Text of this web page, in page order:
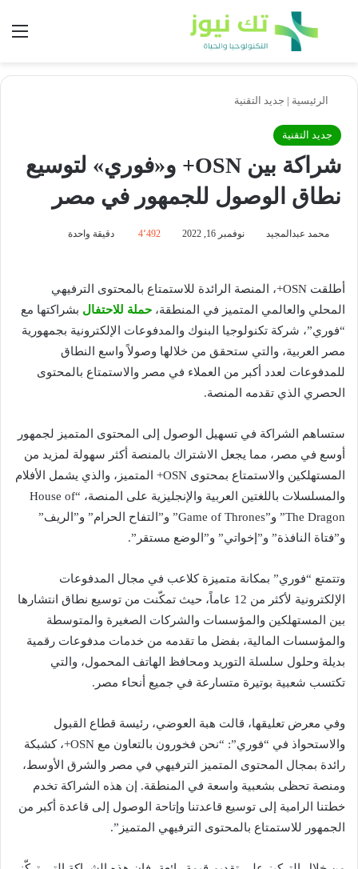
بحث عن
الرئيسية | جديد التقنية
جديد التقنية
شراكة بين OSN+ و«فوري» لتوسيع
نطاق الوصول للجمهور في مصر
محمد عبدالمجيد نوفمبر 16, 2022 4٬492 دقيقة واحدة
أطلقت OSN+، المنصة الرائدة للاستمتاع بالمحتوى الترفيهي
المحلي والعالمي المتميز في المنطقة، حملة للاحتفال بشراكتها مع
“فوري”، شركة تكنولوجيا البنوك والمدفوعات الإلكترونية بجمهورية
مصر العربية، والتي ستحقق من خلالها وصولاً واسع النطاق
للمدفوعات لعدد أكبر من العملاء في مصر والاستمتاع بالمحتوى
الحصري الذي تقدمه المنصة.
ستساهم الشراكة في تسهيل الوصول إلى المحتوى المتميز لجمهور
أوسع في مصر، مما يجعل الاشتراك بالمنصة أكثر سهولة لمزيد من
المستهلكين والاستمتاع بمحتوى OSN+ المتميز، والذي يشمل الأفلام
والمسلسلات باللغتين العربية والإنجليزية على المنصة، “House of
The Dragon” و”Game of Thrones” و”التفاح الحرام” و”الريف”
و”فتاة النافذة” و”إخواتي” و”الوضع مستقر”.
وتتمتع “فوري” بمكانة متميزة كلاعب في مجال المدفوعات
الإلكترونية لأكثر من 12 عاماً، حيث تمكّنت من توسيع نطاق انتشارها
بين المستهلكين والمؤسسات والشركات الصغيرة والمتوسطة
والمؤسسات المالية، بفضل ما تقدمه من خدمات مدفوعات رقمية
بديلة وحلول سلسلة التوريد ومحافظ الهاتف المحمول، والتي
تكتسب شعبية بوتيرة متسارعة في جميع أنحاء مصر.
وفي معرض تعليقها، قالت هبة العوضي، رئيسة قطاع القبول
والاستحواذ في “فوري”: “نحن فخورون بالتعاون مع OSN+، كشبكة
رائدة بمجال المحتوى المتميز الترفيهي في مصر والشرق الأوسط،
ومنصة تحظى بشعبية واسعة في المنطقة. إن هذه الشراكة تخدم
خطتنا الرامية إلى توسيع قاعدتنا وإتاحة الوصول إلى قاعدة أكبر من
الجمهور للاستمتاع بالمحتوى الترفيهي المتميز”.